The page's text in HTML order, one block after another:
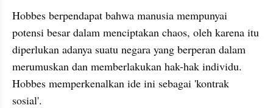
Hobbes berpendapat bahwa manusia mempunyai
potensi besar dalam menciptakan chaos, oleh karena itu
diperlukan adanya suatu negara yang berperan dalam
merumuskan dan memberlakukan hak-hak individu.
Hobbes memperkenalkan ide ini sebagai 'kontrak
sosial'.